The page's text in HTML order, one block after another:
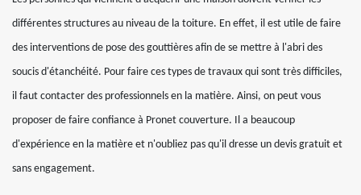
différentes structures au niveau de la toiture. En effet, il est utile de faire
des interventions de pose des gouttières afin de se mettre à l'abri des
soucis d'étanchéité. Pour faire ces types de travaux qui sont très difficiles,
il faut contacter des professionnels en la matière. Ainsi, on peut vous
proposer de faire confiance à Pronet couverture. Il a beaucoup
d'expérience en la matière et n'oubliez pas qu'il dresse un devis gratuit et
sans engagement.